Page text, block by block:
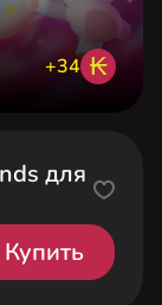
+34 ₭
для
Купить